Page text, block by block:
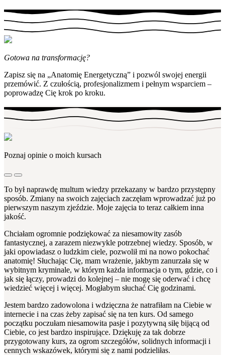
Gotowa na transformację?
Zapisz się na „Anatomię Energetyczną” i pozwól swojej energii
przemówić. Z czułością, profesjonalizmem i pełnym wsparciem –
poprowadzę Cię krok po kroku.
Poznaj opinie o moich kursach
To był naprawdę multum wiedzy przekazany w bardzo przystępny
sposób. Zmiany na swoich zajęciach zaczęłam wprowadzać już po
pierwszym naszym zjeździe. Moje zajęcia to teraz całkiem inna
jakość.
Chciałam ogromnie podziękować za niesamowity zasób
fantastycznej, a zarazem niezwykle potrzebnej wiedzy. Sposób, w
jaki opowiadasz o ludzkim ciele, pozwolił mi na nowo pokochać
anatomię! Słuchając Cię, mam wrażenie, jakbym zanurzała się w
wybitnym kryminale, w którym każda informacja o tym, gdzie, co i
jak się łączy, prowadzi do kolejnej – nie mogę się oderwać i chcę
wiedzieć więcej i więcej. Mogłabym słuchać Cię godzinami.
Jestem bardzo zadowolona i wdzięczna że natrafiłam na Ciebie w
internecie i na czas żeby zapisać się na ten kurs. Od samego
początku poczułam niesamowita pasje i pozytywną siłę bijącą od
Ciebie, co jest bardzo inspirujące. Dziękuję za tak dobrze
przygotowany kurs, za ogrom szczegółów, solidnych informacji i
cennych wskazówek, którymi się z nami podzieliłas.